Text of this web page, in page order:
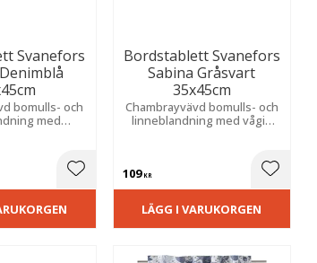
Svanefors
bomulls- och
med
din dukning.Lägg till i favoriter
Bordstablett Svanefors
Sabina Gråsvart
35x45cm
Chambrayvävd bomulls- och
linneblandning med vågig
109KR Lägg
LÄGG I VARUKORGEN